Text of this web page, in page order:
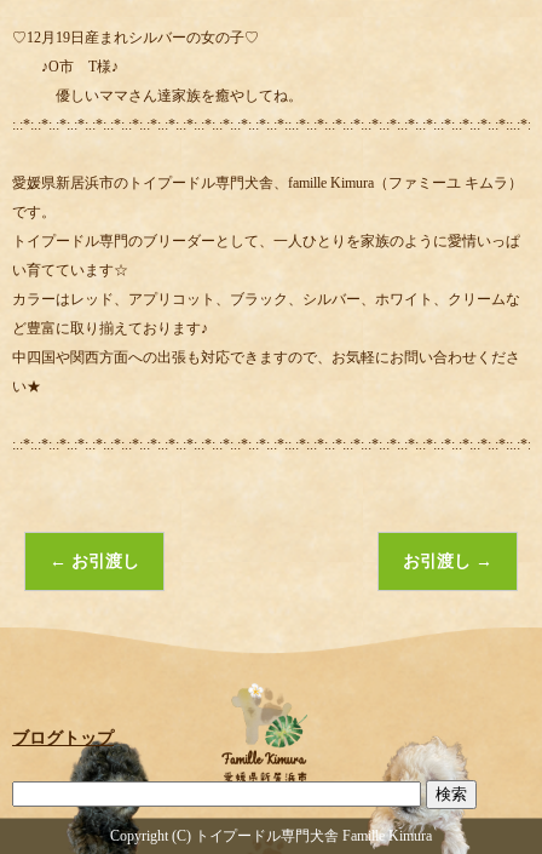
♡12月19日産まれシルバーの女の子♡
♪O市 T様♪
優しいママさん達家族を癒やしてね。
:.:*:.:*:.:*:.:*:.:*:.:*:.:*:.:*:.:*:.:*:.:*:.:*:.:*:.:*:.:*::.:*:.:*:.:*:.:*:.:*:.:*:.:*:.:*:.:*:.:*:.:*:.:*::.:*:.:
愛媛県新居浜市のトイプードル専門犬舎、famille Kimura（ファミーユ キムラ）
です。
トイプードル専門のブリーダーとして、一人ひとりを家族のように愛情いっぱ
い育てています☆
カラーはレッド、アプリコット、ブラック、シルバー、ホワイト、クリームな
ど豊富に取り揃えております♪
中四国や関西方面への出張も対応できますので、お気軽にお問い合わせくださ
い★
:.:*:.:*:.:*:.:*:.:*:.:*:.:*:.:*:.:*:.:*:.:*:.:*:.:*:.:*:.:*::.:*:.:*:.:*:.:*:.:*:.:*:.:*:.:*:.:*:.:*:.:*:.:*::.:*:.:
← お引渡し お引渡し →
Copyright (C) トイプードル専門犬舎 Famille Kimura
ブログトップ